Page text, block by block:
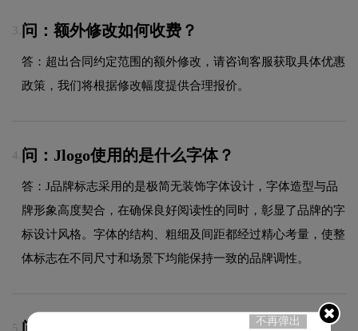
3. 问：额外修改如何收费？
答：超出合同约定范围的额外修改，请咨询客服获取具体优惠
政策，我们将根据修改幅度提供合理报价。
4. 问：Jlogo使用的是什么字体？
答：J品牌标志采用的是极简无装饰字体设计，字体造型与品
牌形象高度契合，在确保良好阅读性的同时，彰显了品牌的字
标设计风格。字体的结构、粗细及间距都经过精心考量，使整
体标志在不同尺寸和场景下均能保持一致的品牌调性。
5.
不再弹出